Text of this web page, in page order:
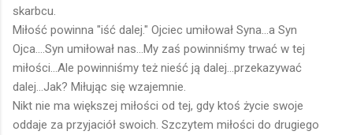
skarbcu.
Miłość powinna "iść dalej." Ojciec umiłował Syna...a Syn
Ojca....Syn umiłował nas...My zaś powinniśmy trwać w tej
miłości...Ale powinniśmy też nieść ją dalej...przekazywać
dalej...Jak? Miłując się wzajemnie.
Nikt nie ma większej miłości od tej, gdy ktoś życie swoje
oddaje za przyjaciół swoich. Szczytem miłości do drugiego